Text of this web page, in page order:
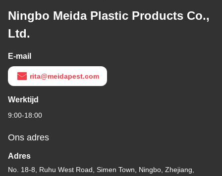
Ningbo Meida Plastic Products Co.,
Ltd.
E-mail
rita@meidapest.com
Werktijd
9:00-18:00
Ons adres
Adres
No. 18-8, Ruhu West Road, Simen Town, Ningbo, Zhejiang,